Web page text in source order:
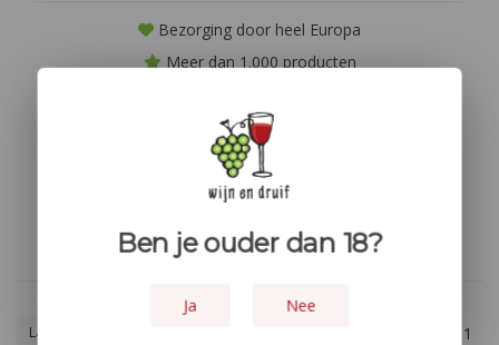
Bezorging door heel Europa
Meer dan 1.000 producten
Geen producten gevonden!...
Laagste prijs 1
Ben je ouder dan 18?
Ja Nee